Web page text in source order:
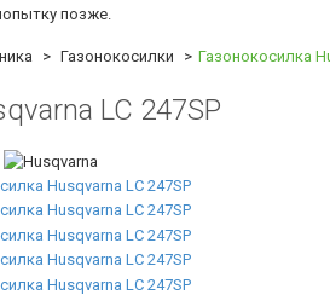
позже.
Газонокосилки Газонокосилка
LC 247SP